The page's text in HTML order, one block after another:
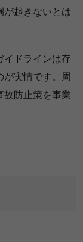
が起きないとは
イドラインは存
実情です。周
故防止策を事業